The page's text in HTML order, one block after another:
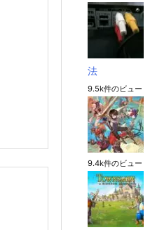
法
9.5k件のビュー
9.4k件のビュー